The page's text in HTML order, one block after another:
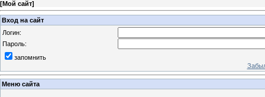
[Мой сайт]
Вход на сайт
Логин:
Пароль:
запомнить
Меню сайта